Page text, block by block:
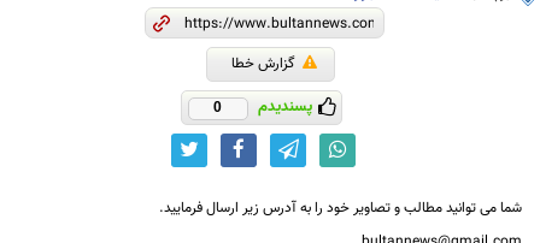
گزارش خطا
پسندیدم 0
شما می توانید مطالب و تصاویر خود را به آدرس زیر ارسال فرمایید.